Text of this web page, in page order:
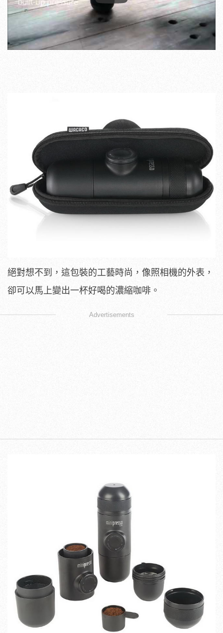
絕對想不到，這包裝的工藝時尚，像照相機的外表，
卻可以馬上變出一杯好喝的濃縮咖啡。
Advertisements